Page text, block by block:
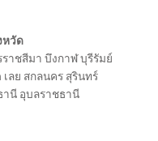
หวัด
าชสีมา บึงกาฬ บุรีรัมย์
ลย สกลนคร สุรินทร์
านี อุบลราชธานี